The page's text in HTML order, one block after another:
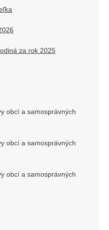
za rok 2025
obcí a samosprávných
obcí a samosprávných
obcí a samosprávných